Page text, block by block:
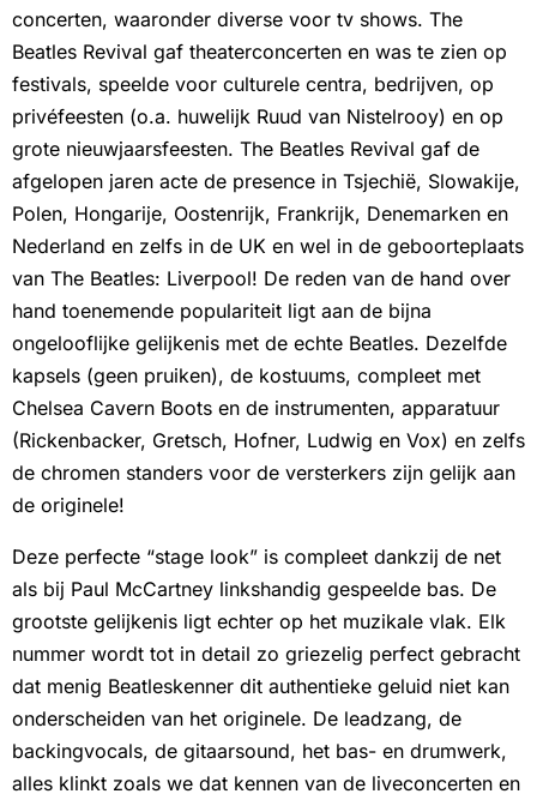
concerten, waaronder diverse voor tv shows. The
Beatles Revival gaf theaterconcerten en was te zien op
festivals, speelde voor culturele centra, bedrijven, op
privéfeesten (o.a. huwelijk Ruud van Nistelrooy) en op
grote nieuwjaarsfeesten. The Beatles Revival gaf de
afgelopen jaren acte de presence in Tsjechië, Slowakije,
Polen, Hongarije, Oostenrijk, Frankrijk, Denemarken en
Nederland en zelfs in de UK en wel in de geboorteplaats
van The Beatles: Liverpool! De reden van de hand over
hand toenemende populariteit ligt aan de bijna
ongelooflijke gelijkenis met de echte Beatles. Dezelfde
kapsels (geen pruiken), de kostuums, compleet met
Chelsea Cavern Boots en de instrumenten, apparatuur
(Rickenbacker, Gretsch, Hofner, Ludwig en Vox) en zelfs
de chromen standers voor de versterkers zijn gelijk aan
de originele!
Deze perfecte “stage look” is compleet dankzij de net
als bij Paul McCartney linkshandig gespeelde bas. De
grootste gelijkenis ligt echter op het muzikale vlak. Elk
nummer wordt tot in detail zo griezelig perfect gebracht
dat menig Beatleskenner dit authentieke geluid niet kan
onderscheiden van het originele. De leadzang, de
backingvocals, de gitaarsound, het bas- en drumwerk,
alles klinkt zoals we dat kennen van de liveconcerten en